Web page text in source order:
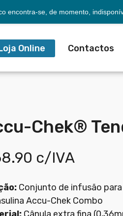
encontra-se, de momento,
Online Contactos
Chek®
c/IVA
Conjunto de infusão
Accu-Chek Combo